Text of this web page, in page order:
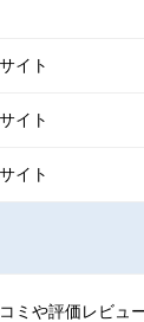
イト
イト
イト
ミや評価レビュ